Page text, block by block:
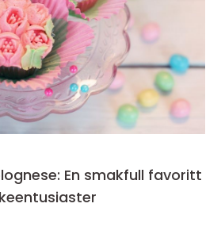
En smakfull favoritt